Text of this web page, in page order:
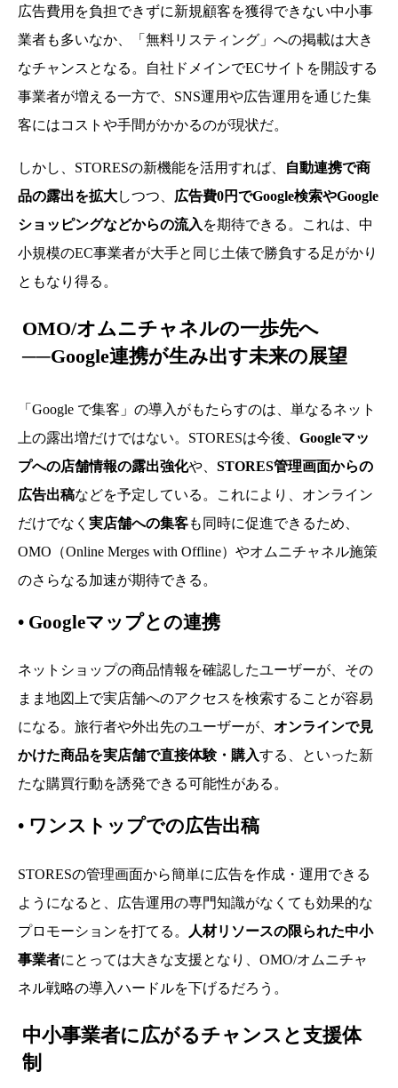
広告費用を負担できずに新規顧客を獲得できない中小事
業者も多いなか、「無料リスティング」への掲載は大き
なチャンスとなる。自社ドメインでECサイトを開設する
事業者が増える一方で、SNS運用や広告運用を通じた集
客にはコストや手間がかかるのが現状だ。
しかし、STORESの新機能を活用すれば、
自動連携で商
品の露出を拡大しつつ、 広告費0円でGoogle検索やGoogle
ショッピングなどからの流入 を期待できる。これは、中
小規模のEC事業者が大手と同じ土俵で勝負する足がかり
ともなり得る。
OMO/オムニチャネルの一歩先へ
──Google連携が生み出す未来の展望
「Google で集客」の導入がもたらすのは、単なるネット
上の露出増だけではない。STORESは今後、 Googleマッ
プへの店舗情報の露出強化や、 STORES管理画面からの
広告出稿などを予定している。これにより、オンライン
だけでなく 実店舗への集客も同時に促進できるため、
OMO（Online Merges with Offline）やオムニチャネル施策
のさらなる加速が期待できる。
• Googleマップとの連携
ネットショップの商品情報を確認したユーザーが、その
まま地図上で実店舗へのアクセスを検索することが容易
になる。旅行者や外出先のユーザーが、 オンラインで見
かけた商品を実店舗で直接体験・購入する、といった新
たな購買行動を誘発できる可能性がある。
• ワンストップでの広告出稿
STORESの管理画面から簡単に広告を作成・運用できる
ようになると、広告運用の専門知識がなくても効果的な
プロモーションを打てる。
人材リソースの限られた中小
事業者にとっては大きな支援となり、OMO/オムニチャ
ネル戦略の導入ハードルを下げるだろう。
中小事業者に広がるチャンスと支援体
制